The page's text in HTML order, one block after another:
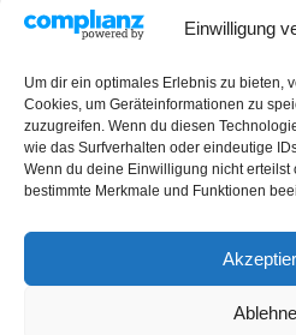
Einwilligung
Um dir ein optimales Erlebnis zu bieten,
Cookies, um Geräteinformationen zu
zuzugreifen. Wenn du diesen
wie das Surfverhalten oder eindeutige
Wenn du deine Einwilligung nicht erteilst
bestimmte Merkmale und Funktionen
JAMLINER®
IMPRESSUM / DATENSCHUTZ